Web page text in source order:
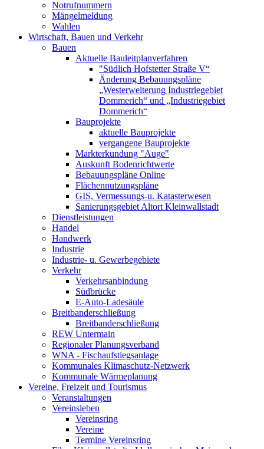
Notrufnummern
Mängelmeldung
Wahlen
Wirtschaft, Bauen und Verkehr
Bauen
Aktuelle Bauleitplanverfahren
"Südlich Hofstetter Straße V“
Änderung Bebauungspläne
„Westerweiterung Industriegebiet
Dommerich“ und „Industriegebiet
Dommerich“
Bauprojekte
aktuelle Bauprojekte
vergangene Bauprojekte
Markterkundung "Auge"
Auskunft Bodenrichtwerte
Bebauungspläne Online
Flächennutzungspläne
GIS, Vermessungs-u. Katasterwesen
Sanierungsgebiet Altort Kleinwallstadt
Dienstleistungen
Handel
Handwerk
Industrie
Industrie- u. Gewerbegebiete
Verkehr
Verkehrsanbindung
Südbrücke
E-Auto-Ladesäule
Breitbanderschließung
Breitbanderschließung
REW Untermain
Regionaler Planungsverband
WNA - Fischaufstiegsanlage
Kommunales Klimaschutz-Netzwerk
Kommunale Wärmeplanung
Vereine, Freizeit und Tourismus
Veranstaltungen
Vereinsleben
Vereinsring
Vereine
Termine Vereinsring